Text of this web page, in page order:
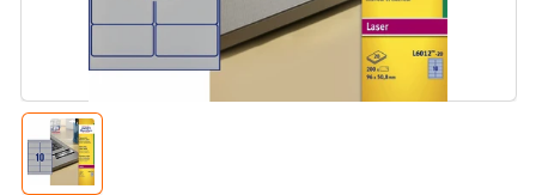
media
1
Laad
afbeelding